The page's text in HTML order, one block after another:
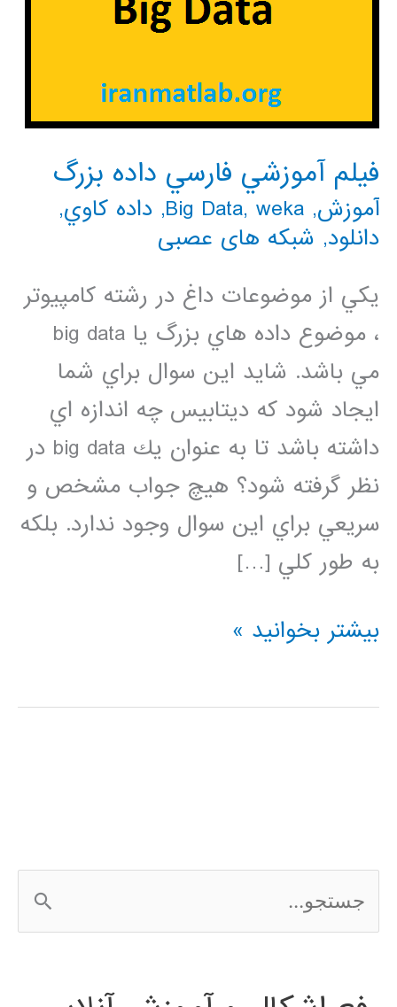
فيلم آموزشي فارسي داده بزرگ
آموزش,
Big Data, weka
, داده كاوي,
دانلود, شبکه های عصبی
يكي از موضوعات داغ در رشته كامپيوتر
، موضوع داده هاي بزرگ يا big data
مي باشد. شايد اين سوال براي شما
ايجاد شود كه ديتابيس چه اندازه اي
داشته باشد تا به عنوان يك big data در
نظر گرفته شود؟ هيچ جواب مشخص و
سريعي براي اين سوال وجود ندارد. بلكه
به طور كلي […]
فيلم
فارسي
بیشتر بخوانید »
س